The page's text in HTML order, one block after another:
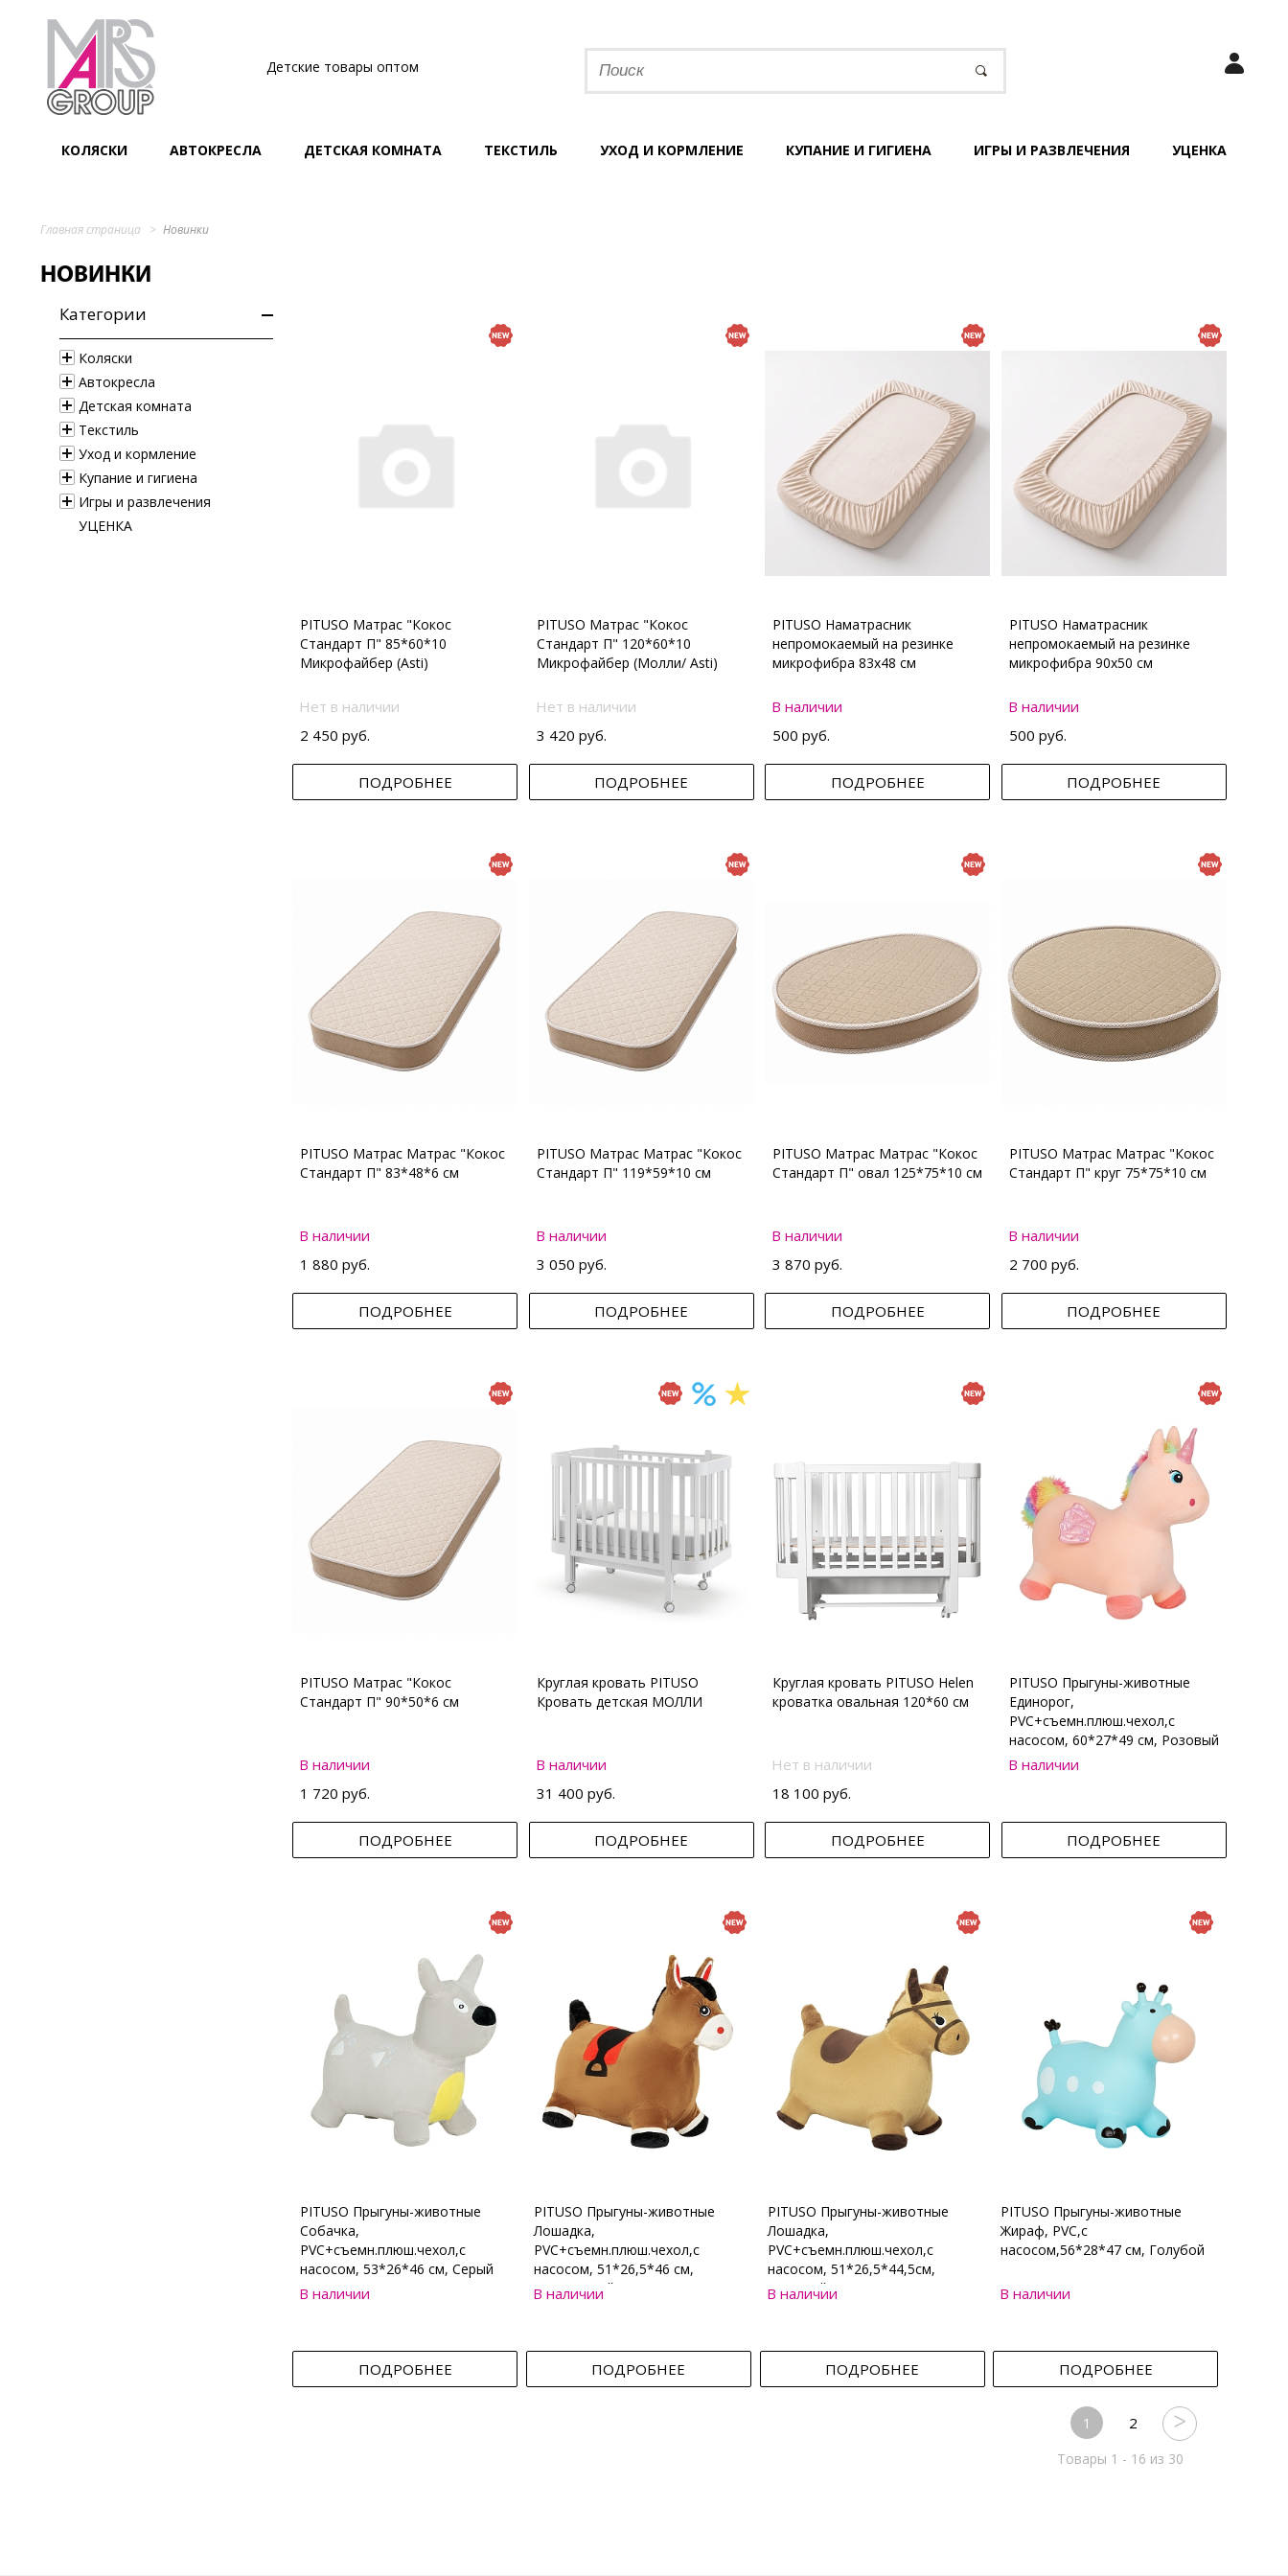
Детские товары оптом
КОЛЯСКИ АВТОКРЕСЛА ДЕТСКАЯ КОМНАТА ТЕКСТИЛЬ УХОД И КОРМЛЕНИЕ КУПАНИЕ И ГИГИЕНА ИГРЫ И РАЗВЛЕЧЕНИЯ УЦЕНКА
Главная страница Новинки
НОВИНКИ
Категории
Коляски
Автокресла
Детская комната
Текстиль
Уход и кормление
Купание и гигиена
Игры и развлечения
УЦЕНКА
PITUSO Матрас "Кокос
Стандарт П" 85*60*10
Микрофайбер (Asti)
Нет в наличии
2 450 руб.
ПОДРОБНЕЕ
PITUSO Матрас "Кокос
Стандарт П" 120*60*10
Микрофайбер (Молли/ Asti)
Нет в наличии
3 420 руб.
ПОДРОБНЕЕ
PITUSO Наматрасник
непромокаемый на резинке
микрофибра 83х48 см
В наличии
500 руб.
ПОДРОБНЕЕ
PITUSO Наматрасник
непромокаемый на резинке
микрофибра 90х50 см
В наличии
500 руб.
ПОДРОБНЕЕ
PITUSO Матрас Матрас "Кокос
Стандарт П" 83*48*6 см
В наличии
1 880 руб.
ПОДРОБНЕЕ
PITUSO Матрас Матрас "Кокос
Стандарт П" 119*59*10 см
В наличии
3 050 руб.
ПОДРОБНЕЕ
PITUSO Матрас Матрас "Кокос
Стандарт П" овал 125*75*10 см
В наличии
3 870 руб.
ПОДРОБНЕЕ
PITUSO Матрас Матрас "Кокос
Стандарт П" круг 75*75*10 см
В наличии
2 700 руб.
ПОДРОБНЕЕ
PITUSO Матрас "Кокос
Стандарт П" 90*50*6 см
В наличии
1 720 руб.
ПОДРОБНЕЕ
Круглая кровать PITUSO
Кровать детская МОЛЛИ
В наличии
31 400 руб.
ПОДРОБНЕЕ
Круглая кровать PITUSO Helen
кроватка овальная 120*60 см
Нет в наличии
18 100 руб.
ПОДРОБНЕЕ
PITUSO Прыгуны-животные
Единорог,
PVC+съемн.плюш.чехол,с
насосом, 60*27*49 см, Розовый
В наличии
ПОДРОБНЕЕ
PITUSO Прыгуны-животные
Собачка,
PVC+съемн.плюш.чехол,с
насосом, 53*26*46 см, Серый
В наличии
ПОДРОБНЕЕ
PITUSO Прыгуны-животные
Лошадка,
PVC+съемн.плюш.чехол,с
насосом, 51*26,5*46 см,
Коричневый
В наличии
ПОДРОБНЕЕ
PITUSO Прыгуны-животные
Лошадка,
PVC+съемн.плюш.чехол,с
насосом, 51*26,5*44,5см,
Бежевый
В наличии
ПОДРОБНЕЕ
PITUSO Прыгуны-животные
Жираф, PVC,с
насосом,56*28*47 см, Голубой
В наличии
ПОДРОБНЕЕ
1 2
Товары 1 - 16 из 30